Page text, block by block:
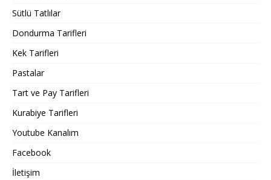
Sütlü Tatlılar
Dondurma Tarifleri
Kek Tarifleri
Pastalar
Tart ve Pay Tarifleri
Kurabiye Tarifleri
Youtube Kanalım
Facebook
İletişim